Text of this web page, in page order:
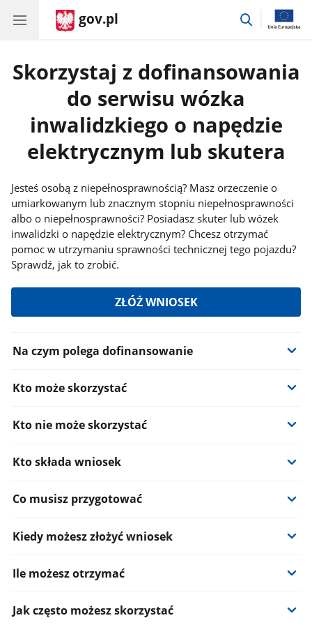
gov.pl
przejdź
Skorzystaj z dofinansowania
do serwisu wózka
inwalidzkiego o napędzie
elektrycznym lub skutera
Jesteś osobą z niepełnosprawnością? Masz orzeczenie o
umiarkowanym lub znacznym stopniu niepełnosprawności
albo o niepełnosprawności? Posiadasz skuter lub wózek
inwalidzki o napędzie elektrycznym? Chcesz otrzymać
pomoc w utrzymaniu sprawności technicznej tego pojazdu?
Sprawdź, jak to zrobić.
ZŁÓŻ WNIOSEK
Informacje:
Na czym polega dofinansowanie
Kto może skorzystać
Kto nie może skorzystać
Kto składa wniosek
Co musisz przygotować
Kiedy możesz złożyć wniosek
Ile możesz otrzymać
Jak często możesz skorzystać